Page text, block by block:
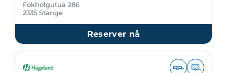
Fokholgutua 286
2335 Stange
Reserver nå